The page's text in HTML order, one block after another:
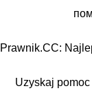
Prawnik.CC:
Uzyskaj